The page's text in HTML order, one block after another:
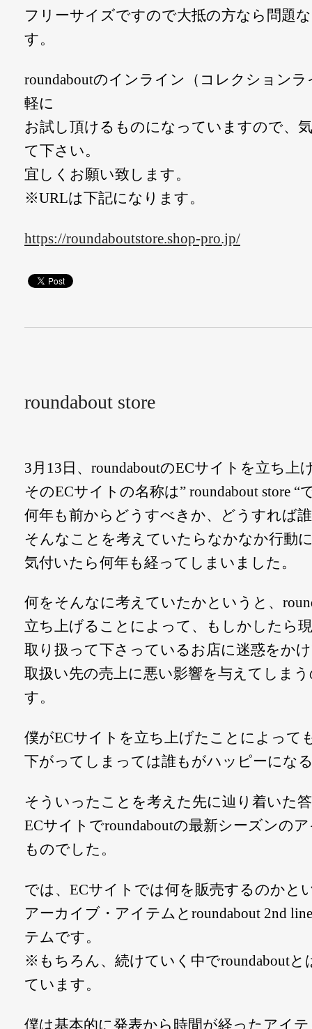
フリーサイズですので大抵の方なら問題
す。
roundaboutのインライン（コレクション
軽に
お試し頂けるものになっていますので、
て下さい。
宜しくお願い致します。
※URLは下記になります。
https://roundaboutstore.shop-pro.jp/
roundabout store
3月13日、roundaboutのECサイトを立ち上
そのECサイトの名称は” roundabout store “
何年も前からどうすべきか、どうすれば
そんなことを考えていたらなかなか行動
気付いたら何年も経ってしまいました。
何をそんなに考えていたかというと、
立ち上げることによって、もしかしたら
取り扱って下さっているお店に迷惑をか
取扱い先の売上に悪い影響を与えてしま
す。
僕がECサイトを立ち上げたことによって
下がってしまっては誰もがハッピーにな
そういったことを考えた先に辿り着いた
ECサイトでroundaboutの最新シーズンの
ものでした。
では、ECサイトでは何を販売するのかと
アーカイブ・アイテムとroundabout 2nd
テムです。
※もちろん、続けていく中でroundabout
ています。
僕は基本的に発表から時間が経ったアイ